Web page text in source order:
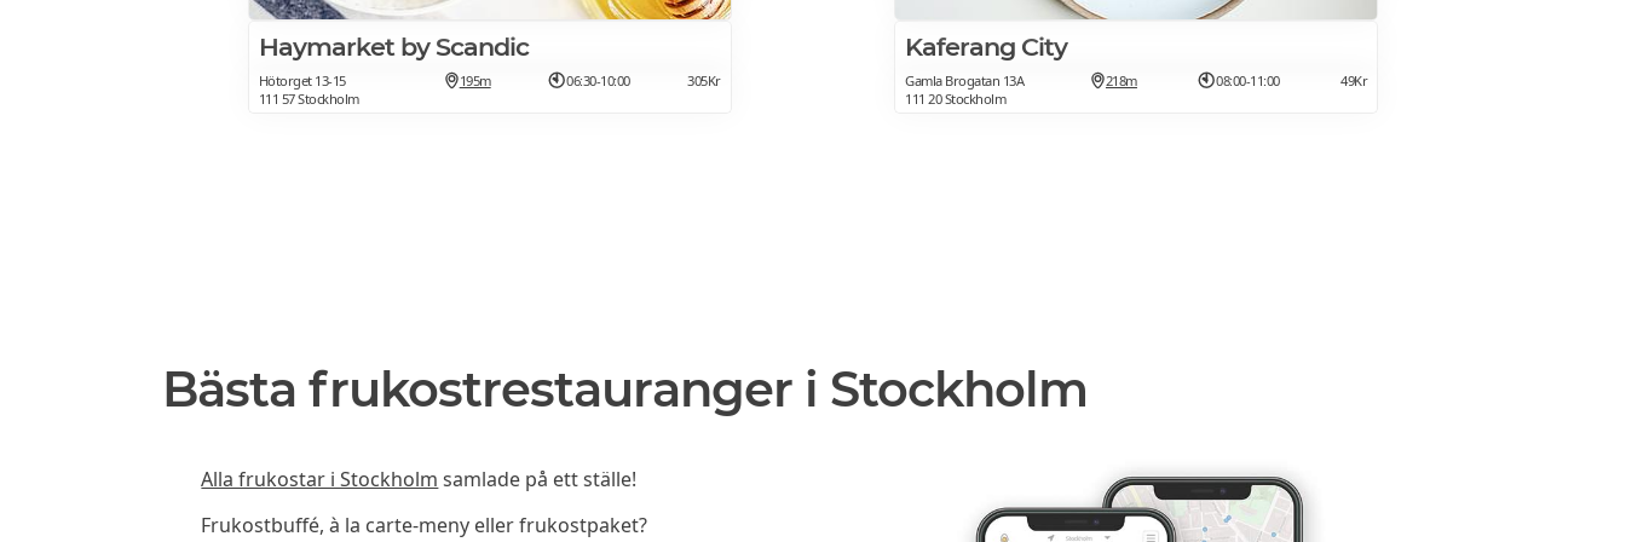
Haymarket by Scandic
Hötorget 13-15
111 57 Stockholm
195m 06:30-10:00 305Kr
Kaferang City
Gamla Brogatan 13A
111 20 Stockholm
218m 08:00-11:00 49Kr
Bästa frukostrestauranger i Stockholm
Alla frukostar i Stockholm samlade på ett ställe!
Frukostbuffé, à la carte-meny eller frukostpaket?